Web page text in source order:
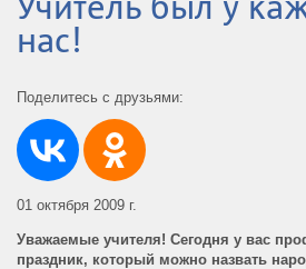
нас!
Поделитесь с друзьями:
01 октября 2009 г.
Уважаемые учителя! Сегодня у вас
праздник, который можно назвать